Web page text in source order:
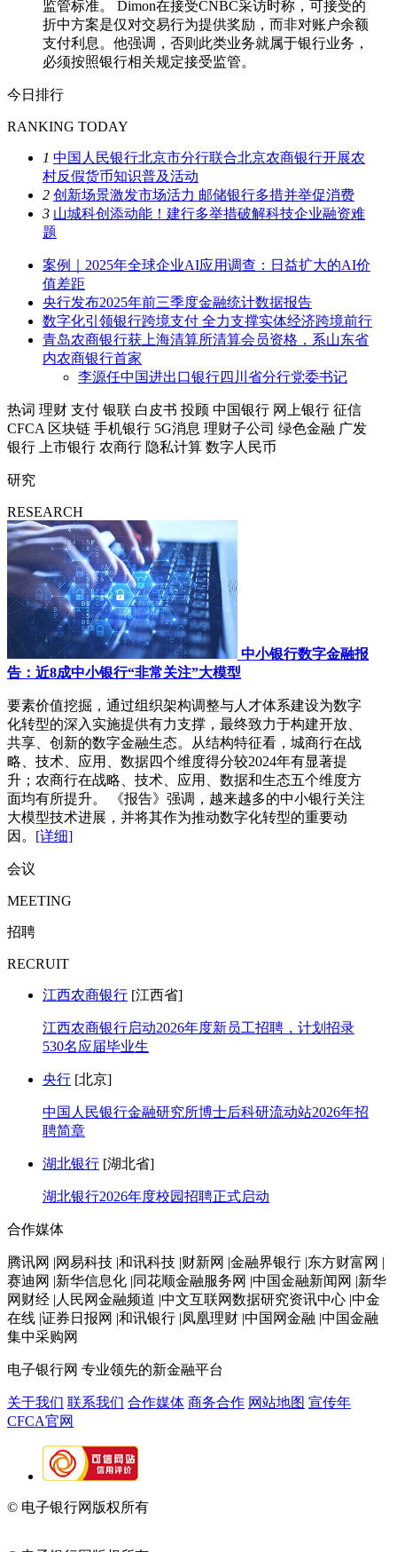
监管标准。 Dimon在接受CNBC采访时称，可接受的
折中方案是仅对交易行为提供奖励，而非对账户余额
支付利息。他强调，否则此类业务就属于银行业务，
必须按照银行相关规定接受监管。
今日排行
RANKING TODAY
1 中国人民银行北京市分行联合北京农商银行开展农
村反假货币知识普及活动
2 创新场景激发市场活力 邮储银行多措并举促消费
3 山城科创添动能！建行多举措破解科技企业融资难
题
案例｜2025年全球企业AI应用调查：日益扩大的AI价
值差距
央行发布2025年前三季度金融统计数据报告
数字化引领银行跨境支付 全力支撑实体经济跨境前行
青岛农商银行获上海清算所清算会员资格，系山东省
内农商银行首家
李源任中国进出口银行四川省分行党委书记
热词 理财 支付 银联 白皮书 投顾 中国银行 网上银行 征信
CFCA 区块链 手机银行 5G消息 理财子公司 绿色金融 广发
银行
上市银行 农商行 隐私计算 数字人民币
研究
RESEARCH
中小银行数字金融报
告：近8成中小银行“非常关注”大模型
要素价值挖掘，通过组织架构调整与人才体系建设为数字
化转型的深入实施提供有力支撑，最终致力于构建开放、
共享、创新的数字金融生态。从结构特征看，城商行在战
略、技术、应用、数据四个维度得分较2024年有显著提
升；农商行在战略、技术、应用、数据和生态五个维度方
面均有所提升。 《报告》强调，越来越多的中小银行关注
大模型技术进展，并将其作为推动数字化转型的重要动
因。 [详细]
会议
MEETING
招聘
RECRUIT
江西农商银行 [江西省]
江西农商银行启动2026年度新员工招聘，计划招录
530名应届毕业生
央行 [北京]
中国人民银行金融研究所博士后科研流动站2026年招
聘简章
湖北银行 [湖北省]
湖北银行2026年度校园招聘正式启动
合作媒体
腾讯网 |网易科技 |和讯科技 |财新网 |金融界银行 |东方财富网 |
赛迪网 |新华信息化 |同花顺金融服务网 |中国金融新闻网 |新华
网财经 |人民网金融频道 |中文互联网数据研究资讯中心 |中金
在线 |证券日报网 |和讯银行 |凤凰理财 |中国网金融 |中国金融
集中采购网
电子银行网 专业领先的新金融平台
关于我们 联系我们 合作媒体 商务合作 网站地图 宣传年
CFCA官网
© 电子银行网版权所有